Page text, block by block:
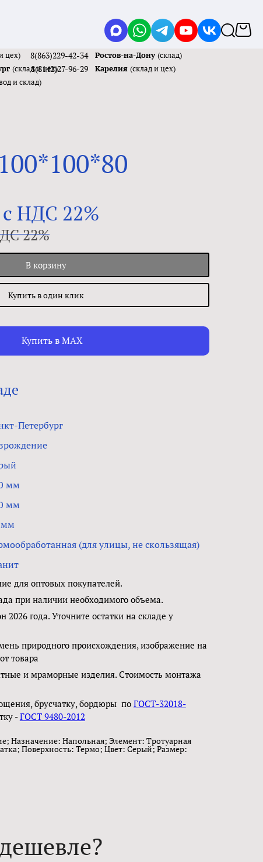
цех)
(склад и цех)
и склад)
8(863)229-42-34 Ростов-на-Дону (склад)
8(8142)27-96-29 Карелия (склад и цех)
НДС 22%
22%
В корзину
Купить в один клик
Купить в MAX
Петербург
мм
мм
мм
(для улицы, не скользящая)
для оптовых покупателей.
при наличии необходимого объема.
2026 года. Уточните остатки на складе у
природного происхождения, изображение на
товара
и мраморные изделия. Стоимость монтажа
брусчатку, бордюры поГОСТ-32018-
-ГОСТ 9480-2012
Назначение: Напольная; Элемент: Тротуарная
Поверхность: Термо; Цвет: Серый; Размер: